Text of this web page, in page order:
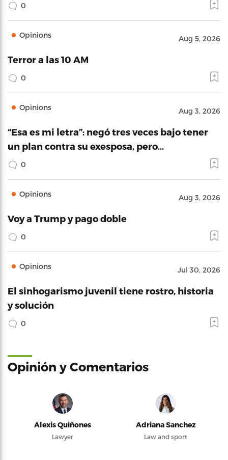
0
Opinions Aug 5, 2026
Terror a las 10 AM
0
Opinions Aug 3, 2026
“Esa es mi letra”: negó tres veces bajo tener
un plan contra su exesposa, pero…
0
Opinions Aug 3, 2026
Voy a Trump y pago doble
0
Opinions Jul 30, 2026
El sinhogarismo juvenil tiene rostro, historia
y solución
0
Opinión y Comentarios
Alexis Quiñones
Lawyer
Adriana Sanchez
Law and sport